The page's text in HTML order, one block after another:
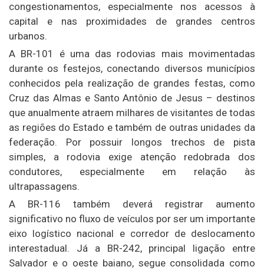
congestionamentos, especialmente nos acessos à
capital e nas proximidades de grandes centros
urbanos.
A BR-101 é uma das rodovias mais movimentadas
durante os festejos, conectando diversos municípios
conhecidos pela realização de grandes festas, como
Cruz das Almas e Santo Antônio de Jesus – destinos
que anualmente atraem milhares de visitantes de todas
as regiões do Estado e também de outras unidades da
federação. Por possuir longos trechos de pista
simples, a rodovia exige atenção redobrada dos
condutores, especialmente em relação às
ultrapassagens.
A BR-116 também deverá registrar aumento
significativo no fluxo de veículos por ser um importante
eixo logístico nacional e corredor de deslocamento
interestadual. Já a BR-242, principal ligação entre
Salvador e o oeste baiano, segue consolidada como